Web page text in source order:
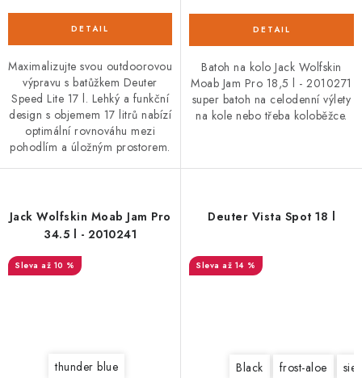
Maximalizujte svou outdoorovou
výpravu s batůžkem Deuter
Speed Lite 17 l. Lehký a funkční
design s objemem 17 litrů nabízí
optimální rovnováhu mezi
pohodlím a úložným prostorem.
Batoh na kolo Jack Wolfskin
Moab Jam Pro 18,5 l - 2010271
super batoh na celodenní výlety
na kole nebo třeba koloběžce.
Jack Wolfskin Moab Jam Pro
34.5 l - 2010241
až 10 %
thunder blue
Deuter Vista Spot 18 l
až 14 %
Black frost-aloe